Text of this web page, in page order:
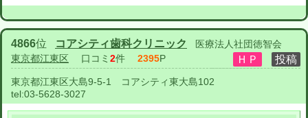
4866位 コアシティ歯科クリニック
医療法人社団徳智会
東京都江東区 口コミ 2件 2395P
東京都江東区大島9-5-1 コアシティ東大島102
tel:03-5628-3027